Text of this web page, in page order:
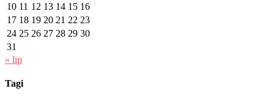
10 11 12 13 14 15 16
17 18 19 20 21 22 23
24 25 26 27 28 29 30
31
« lip
Tagi